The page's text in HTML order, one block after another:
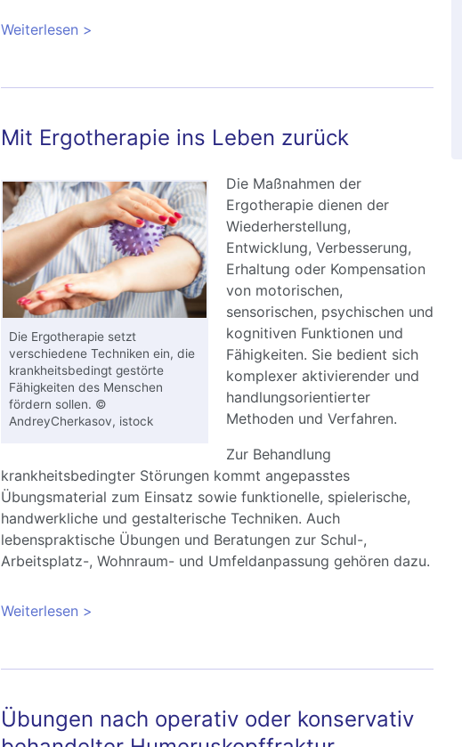
Weiterlesen über Konservative Behandlung des Knick-Senkfußes
Mit Ergotherapie ins Leben zurück
Die Ergotherapie setzt
verschiedene Techniken ein, die
krankheitsbedingt gestörte
Fähigkeiten des Menschen
fördern sollen. ©
AndreyCherkasov, istock
Die Maßnahmen der
Ergotherapie dienen der
Wiederherstellung,
Entwicklung, Verbesserung,
Erhaltung oder Kompensation
von motorischen,
sensorischen, psychischen und
kognitiven Funktionen und
Fähigkeiten. Sie bedient sich
komplexer aktivierender und
handlungsorientierter
Methoden und Verfahren.
Zur Behandlung
krankheitsbedingter Störungen kommt angepasstes
Übungsmaterial zum Einsatz sowie funktionelle, spielerische,
handwerkliche und gestalterische Techniken. Auch
lebenspraktische Übungen und Beratungen zur Schul-,
Arbeitsplatz-, Wohnraum- und Umfeldanpassung gehören dazu.
Weiterlesen über Mit Ergotherapie ins Leben zurück
Übungen nach operativ oder konservativ